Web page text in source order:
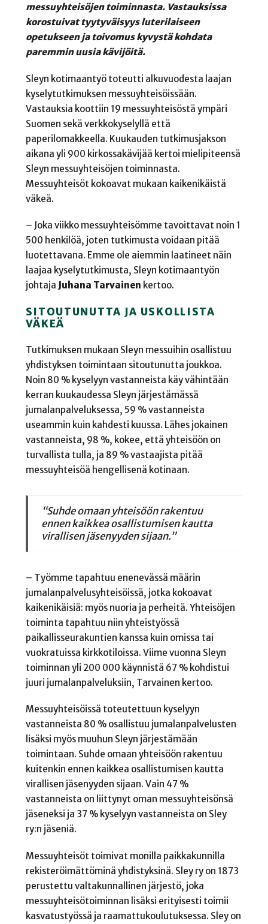
messuyhteisöjen toiminnasta. Vastauksissa
korostuivat tyytyväisyys luterilaiseen
opetukseen ja toivomus kyvystä kohdata
paremmin uusia kävijöitä.
Sleyn kotimaantyö toteutti alkuvuodesta laajan
kyselytutkimuksen messuyhteisöissään.
Vastauksia koottiin 19 messuyhteisöstä ympäri
Suomen sekä verkkokyselyllä että
paperilomakkeella. Kuukauden tutkimusjakson
aikana yli 900 kirkossakävijää kertoi mielipiteensä
Sleyn messuyhteisöjen toiminnasta.
Messuyhteisöt kokoavat mukaan kaikenikäistä
väkeä.
– Joka viikko messuyhteisömme tavoittavat noin 1
500 henkilöä, joten tutkimusta voidaan pitää
luotettavana. Emme ole aiemmin laatineet näin
laajaa kyselytutkimusta, Sleyn kotimaantyön
johtaja Juhana Tarvainen kertoo.
SITOUTUNUTTA JA USKOLLISTA
VÄKEÄ
Tutkimuksen mukaan Sleyn messuihin osallistuu
yhdistyksen toimintaan sitoutunutta joukkoa.
Noin 80 % kyselyyn vastanneista käy vähintään
kerran kuukaudessa Sleyn järjestämässä
jumalanpalveluksessa, 59 % vastanneista
useammin kuin kahdesti kuussa. Lähes jokainen
vastanneista, 98 %, kokee, että yhteisöön on
turvallista tulla, ja 89 % vastaajista pitää
messuyhteisöä hengellisenä kotinaan.
“Suhde omaan yhteisöön rakentuu
ennen kaikkea osallistumisen kautta
virallisen jäsenyyden sijaan.”
– Työmme tapahtuu enenevässä määrin
jumalanpalvelusyhteisöissä, jotka kokoavat
kaikenikäisiä: myös nuoria ja perheitä. Yhteisöjen
toiminta tapahtuu niin yhteistyössä
paikallisseurakuntien kanssa kuin omissa tai
vuokratuissa kirkkotiloissa. Viime vuonna Sleyn
toiminnan yli 200 000 käynnistä 67 % kohdistui
juuri jumalanpalveluksiin, Tarvainen kertoo.
Messuyhteisöissä toteutettuun kyselyyn
vastanneista 80 % osallistuu jumalanpalvelusten
lisäksi myös muuhun Sleyn järjestämään
toimintaan. Suhde omaan yhteisöön rakentuu
kuitenkin ennen kaikkea osallistumisen kautta
virallisen jäsenyyden sijaan. Vain 47 %
vastanneista on liittynyt oman messuyhteisönsä
jäseneksi ja 37 % kyselyyn vastanneista on Sley
ry:n jäseniä.
Messuyhteisöt toimivat monilla paikkakunnilla
rekisteröimättöminä yhdistyksinä. Sley ry on 1873
perustettu valtakunnallinen järjestö, joka
messuyhteisötoiminnan lisäksi erityisesti toimii
kasvatustyössä ja raamattukoulutuksessa. Sley on